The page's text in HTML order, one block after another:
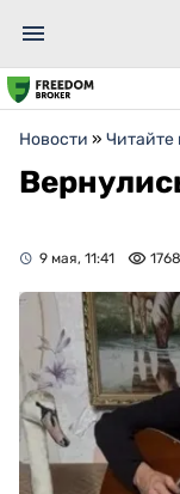
Новости » Читайте
9 мая, 11:41